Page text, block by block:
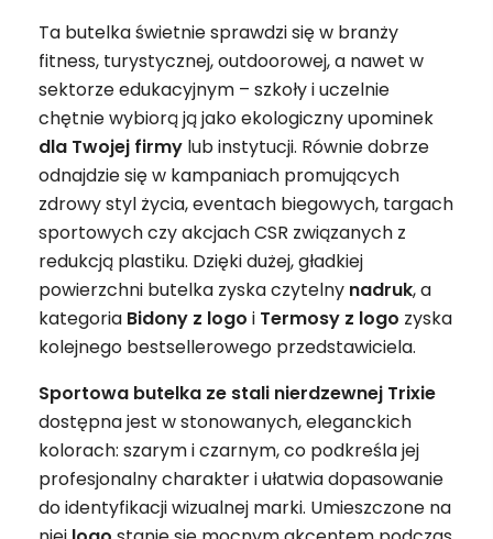
Ta butelka świetnie sprawdzi się w branży
fitness, turystycznej, outdoorowej, a nawet w
sektorze edukacyjnym – szkoły i uczelnie
chętnie wybiorą ją jako ekologiczny upominek
dla Twojej firmy lub instytucji. Równie dobrze
odnajdzie się w kampaniach promujących
zdrowy styl życia, eventach biegowych, targach
sportowych czy akcjach CSR związanych z
redukcją plastiku. Dzięki dużej, gładkiej
powierzchni butelka zyska czytelny nadruk, a
kategoria Bidony z logo i Termosy z logo zyska
kolejnego bestsellerowego przedstawiciela.
Sportowa butelka ze stali nierdzewnej Trixie
dostępna jest w stonowanych, eleganckich
kolorach: szarym i czarnym, co podkreśla jej
profesjonalny charakter i ułatwia dopasowanie
do identyfikacji wizualnej marki. Umieszczone na